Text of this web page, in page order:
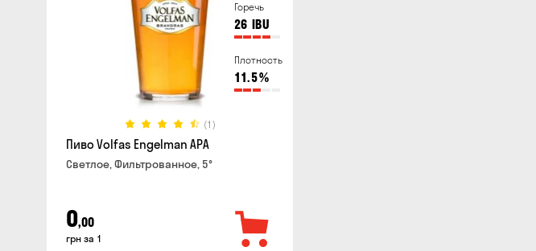
Горечь
26 IBU
Плотность
11.5%
(1)
Пиво Volfas Engelman APA
Светлое, Фильтрованное, 5°
0,00
грн за 1